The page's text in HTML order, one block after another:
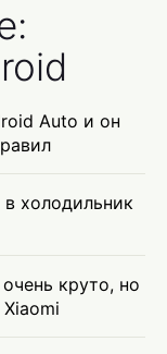
Auto и он
холодильник
круто, но